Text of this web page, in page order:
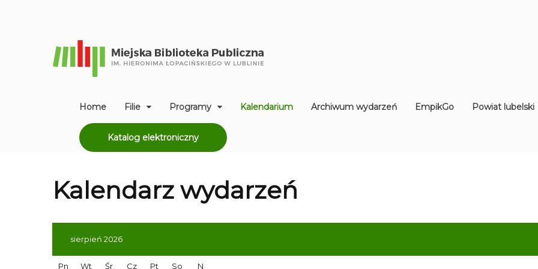
Home Filie Programy Kalendarium Archiwum wydarzeń EmpikGo Powiat lubelski
Katalog elektroniczny
Kalendarz wydarzeń
sierpień 2026
Pn Wt Śr Cz Pt So N